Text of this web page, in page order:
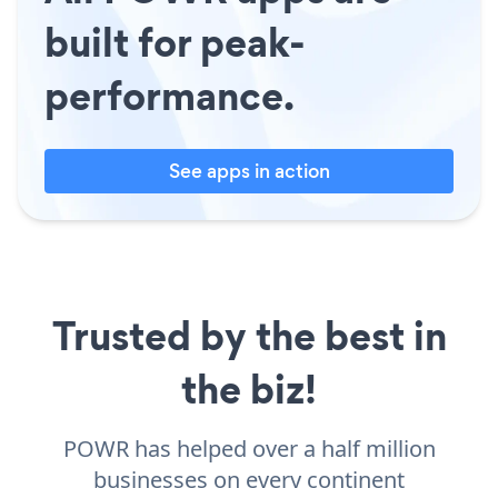
built for peak-
performance.
See apps in action
Trusted by the best in
the biz!
POWR has helped over a half million
businesses on every continent